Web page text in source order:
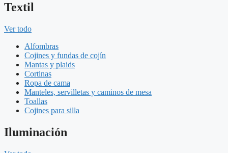
Textil
Ver todo
Alfombras
Cojines y fundas de cojín
Mantas y plaids
Cortinas
Ropa de cama
Manteles, servilletas y caminos de mesa
Toallas
Cojines para silla
Iluminación